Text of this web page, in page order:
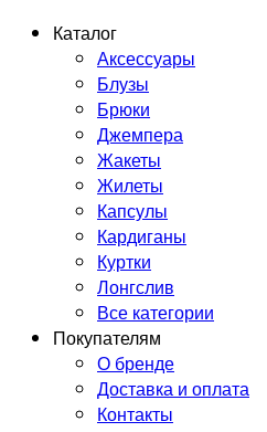
Каталог
Аксессуары
Блузы
Брюки
Джемпера
Жакеты
Жилеты
Капсулы
Кардиганы
Куртки
Лонгслив
Все категории
Покупателям
О бренде
Доставка и оплата
Контакты